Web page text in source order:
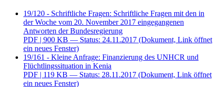
19/120 - Schriftliche Fragen: Schriftliche Fragen mit den in
der Woche vom 20. November 2017 eingegangenen
Antworten der Bundesregierung
PDF | 900 KB — Status: 24.11.2017 (Dokument, Link öffnet
ein neues Fenster)
19/161 - Kleine Anfrage: Finanzierung des UNHCR und
Flüchtlingssituation in Kenia
PDF | 119 KB — Status: 28.11.2017 (Dokument, Link öffnet
ein neues Fenster)